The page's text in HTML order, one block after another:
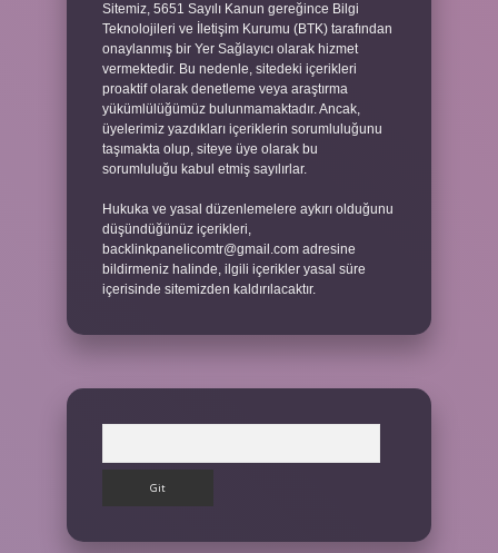
Sitemiz, 5651 Sayılı Kanun gereğince Bilgi
Teknolojileri ve İletişim Kurumu (BTK) tarafından
onaylanmış bir Yer Sağlayıcı olarak hizmet
vermektedir. Bu nedenle, sitedeki içerikleri
proaktif olarak denetleme veya araştırma
yükümlülüğümüz bulunmamaktadır. Ancak,
üyelerimiz yazdıkları içeriklerin sorumluluğunu
taşımakta olup, siteye üye olarak bu
sorumluluğu kabul etmiş sayılırlar.
Hukuka ve yasal düzenlemelere aykırı olduğunu
düşündüğünüz içerikleri,
backlinkpanelicomtr@gmail.com adresine
bildirmeniz halinde, ilgili içerikler yasal süre
içerisinde sitemizden kaldırılacaktır.